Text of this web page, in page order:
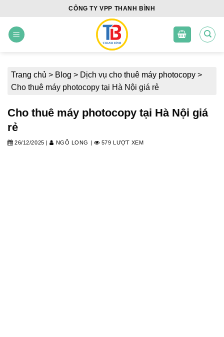
content
CÔNG TY VPP THANH BÌNH
Trang chủ > Blog > Dịch vụ cho thuê máy photocopy >
Cho thuê máy photocopy tại Hà Nội giá rẻ
Cho thuê máy photocopy tại Hà Nội giá
rẻ
26/12/2025 | NGÔ LONG | 579 LƯỢT XEM